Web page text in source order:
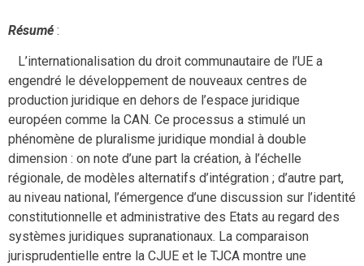
Résumé :
L’internationalisation du droit communautaire de l’UE a
engendré le développement de nouveaux centres de
production juridique en dehors de l’espace juridique
européen comme la CAN. Ce processus a stimulé un
phénomène de pluralisme juridique mondial à double
dimension : on note d’une part la création, à l’échelle
régionale, de modèles alternatifs d’intégration ; d’autre part,
au niveau national, l’émergence d’une discussion sur l’identité
constitutionnelle et administrative des Etats au regard des
systèmes juridiques supranationaux. La comparaison
jurisprudentielle entre la CJUE et le TJCA montre une